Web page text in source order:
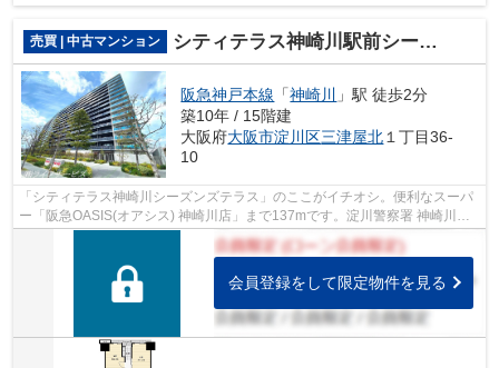
売買 | 中古マンション シティテラス神崎川駅前シーズンズテラス
阪急神戸本線 「神崎川
」駅 徒歩2分
築10年 / 15階建
大阪府大阪市淀川区三津屋北 １丁目36-
10
「シティテラス神崎川シーズンズテラス」のここがイチオシ。便利なスーパ
ー「阪急OASIS(オアシス) 神崎川店」まで137mです。淀川警察署 神崎川交
番が310mのところにあります。住んでい...
会員登録をして限定物件を見る